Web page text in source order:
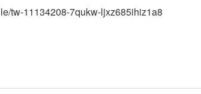
tw-11134208-7qukw-ljxz685ihiz1a8